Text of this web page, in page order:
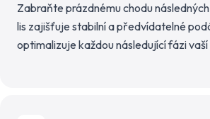
Zabraňte prázdnému chodu
lis zajišťuje stabilní a předvídatelné
optimalizuje každou následující fázi vaší